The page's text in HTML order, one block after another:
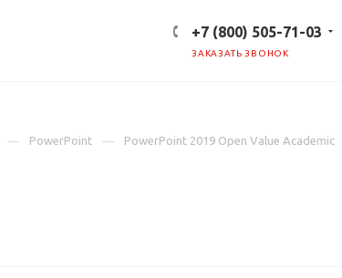
+7 (800) 505-71-03
ЗАКАЗАТЬ ЗВОНОК
PowerPoint PowerPoint 2019 Open Value Academic